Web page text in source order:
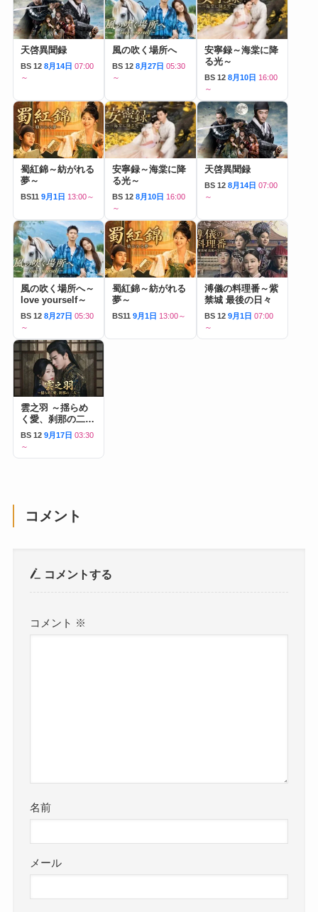
天啓異聞録
BS 12 8月14日 07:00
～
風の吹く場所へ
BS 12 8月27日 05:30
～
安寧録～海棠に降
る光～
BS 12 8月10日 16:00
～
蜀紅錦～紡がれる
夢～
BS11 9月1日 13:00～
安寧録～海棠に降
る光～
BS 12 8月10日 16:00
～
天啓異聞録
BS 12 8月14日 07:00
～
風の吹く場所へ～
love yourself～
BS 12 8月27日 05:30
～
蜀紅錦～紡がれる
夢～
BS11 9月1日 13:00～
溥儀の料理番～紫
禁城 最後の日々
BS 12 9月1日 07:00
～
雲之羽 ～揺らめ
く愛、刹那の二人
～
BS 12 9月17日 03:30
～
コメント
コメントする
コメント ※
名前
メール